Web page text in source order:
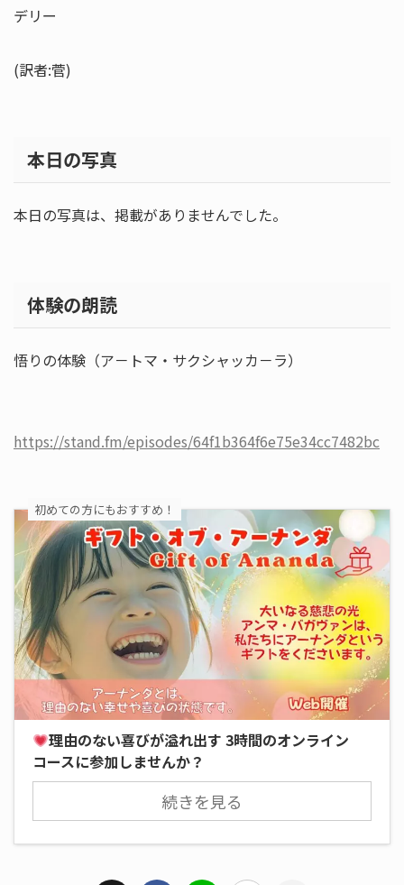
デリー
(訳者:菅)
本日の写真
本日の写真は、掲載がありませんでした。
体験の朗読
悟りの体験（ア－トマ・サクシャッカ－ラ）
https://stand.fm/episodes/64f1b364f6e75e34cc7482bc
初めての方にもおすすめ！
理由のない喜びが溢れ出す 3時間のオンライン
コースに参加しませんか？
続きを見る